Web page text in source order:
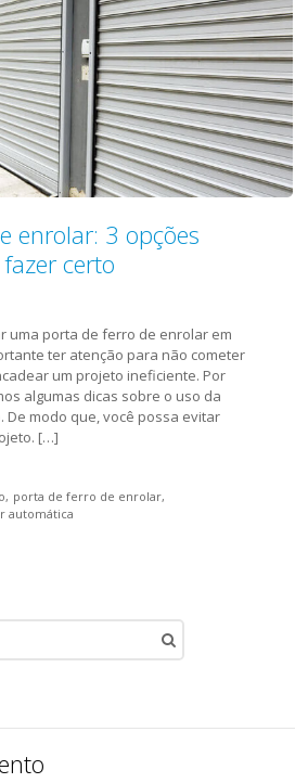
enrolar: 3 opções
certo
uma porta de ferro de enrolar em
ter atenção para não cometer
um projeto ineficiente. Por
algumas dicas sobre o uso da
modo que, você possa evitar
[…]
porta de ferro de enrolar
automática